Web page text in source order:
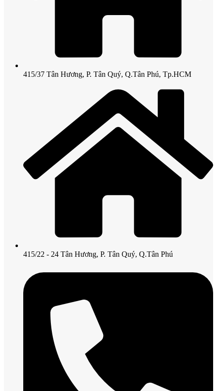
415/37 Tân Hương, P. Tân Quý, Q.Tân Phú, Tp.HCM
415/22 - 24 Tân Hương, P. Tân Quý, Q.Tân Phú